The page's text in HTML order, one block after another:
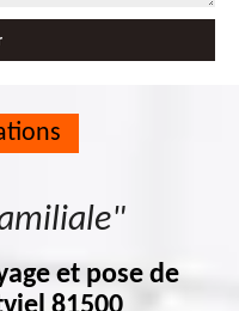
et pose de